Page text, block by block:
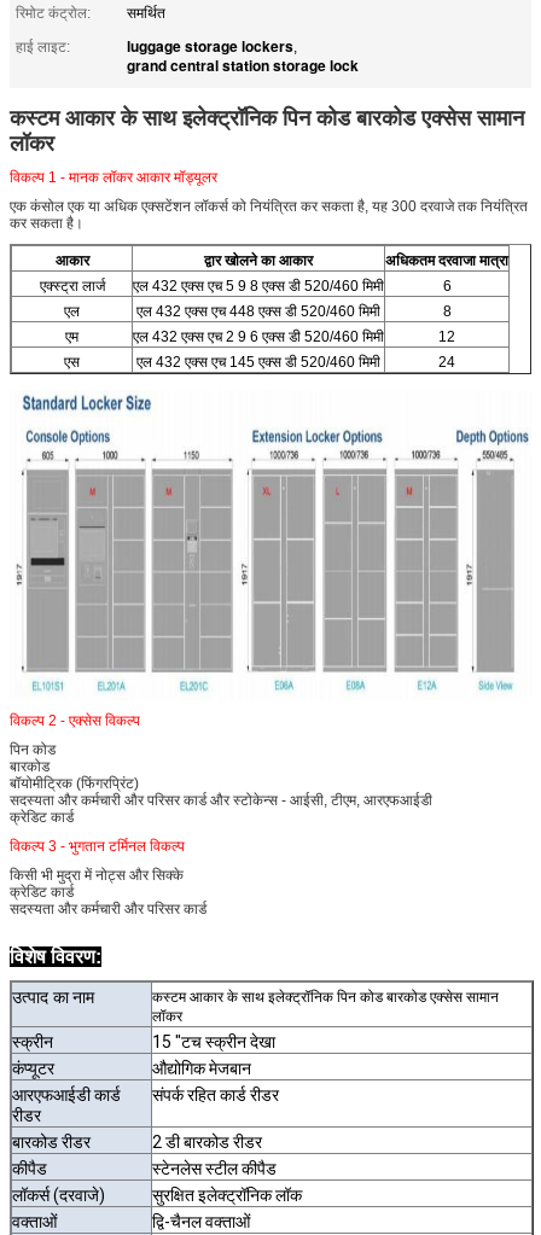
रिमोट कंट्रोल:
समर्थित
हाई लाइट:
luggage storage lockers,
grand central station storage lock
कस्टम आकार के साथ इलेक्ट्रॉनिक पिन कोड बारकोड एक्सेस सामान
लॉकर
विकल्प 1 - मानक लॉकर आकार मॉड्यूलर
एक कंसोल एक या अधिक एक्सटेंशन लॉकर्स को नियंत्रित कर सकता है, यह 300 दरवाजे तक नियंत्रित
कर सकता है।
आकार द्वार खोलने का आकार
अधिकतम दरवाजा मात्रा
एक्स्ट्रा लार्ज
एल 432 एक्स एच 5 9 8 एक्स डी 520/460 मिमी
6
एल
एल 432 एक्स एच 448 एक्स डी 520/460 मिमी
8
एम
एल 432 एक्स एच 2 9 6 एक्स डी 520/460 मिमी
12
एस
एल 432 एक्स एच 145 एक्स डी 520/460 मिमी 24
विकल्प 2 - एक्सेस विकल्प
पिन कोड
बारकोड
बॉयोमीट्रिक (फिंगरप्रिंट)
सदस्यता और कर्मचारी और परिसर कार्ड और स्टोकेन्स - आईसी, टीएम, आरएफआईडी
क्रेडिट कार्ड
विकल्प 3 - भुगतान टर्मिनल विकल्प
किसी भी मुद्रा में नोट्स और सिक्के
क्रेडिट कार्ड
सदस्यता और कर्मचारी और परिसर कार्ड
विशेष विवरण:
उत्पाद कानाम
कस्टम आकार के साथ इलेक्ट्रॉनिक पिन कोड बारकोड एक्सेस सामान
लॉकर
स्क्रीन
15 "टच स्क्रीन देखा
कंप्यूटर
औद्योगिक मेजबान
आरएफआईडी कार्ड
रीडर
संपर्क रहित कार्ड रीडर
बारकोड रीडर
2 डी बारकोड रीडर
कीपैड
स्टेनलेस स्टील कीपैड
लॉकर्स (दरवाजे)
सुरक्षित इलेक्ट्रॉनिक लॉक
वक्ताओं
द्वि-चैनल वक्ताओं